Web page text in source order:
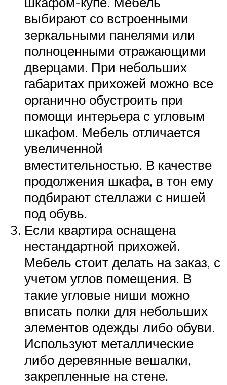
выбирают со встроенными
зеркальными панелями или
полноценными отражающими
дверцами. При небольших
габаритах прихожей можно все
органично обустроить при
помощи интерьера с угловым
шкафом. Мебель отличается
увеличенной
вместительностью. В качестве
продолжения шкафа, в тон ему
подбирают стеллажи с нишей
под обувь.
Если квартира оснащена
нестандартной прихожей.
Мебель стоит делать на заказ, с
учетом углов помещения. В
такие угловые ниши можно
вписать полки для небольших
элементов одежды либо обуви.
Используют металлические
либо деревянные вешалки,
закрепленные на стене.